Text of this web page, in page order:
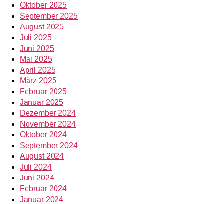
Oktober 2025
September 2025
August 2025
Juli 2025
Juni 2025
Mai 2025
April 2025
März 2025
Februar 2025
Januar 2025
Dezember 2024
November 2024
Oktober 2024
September 2024
August 2024
Juli 2024
Juni 2024
Februar 2024
Januar 2024